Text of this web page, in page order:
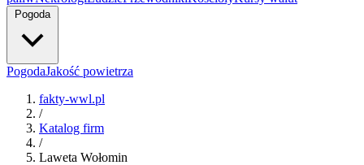
Pogoda
PogodaJakość powietrza
fakty-wwl.pl
/
Katalog firm
/
Laweta Wołomin